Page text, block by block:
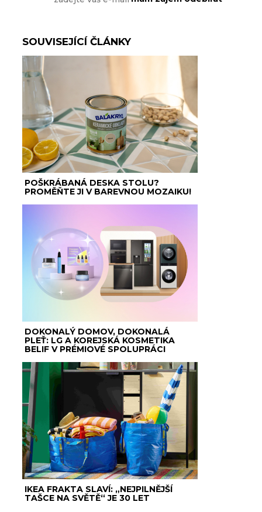
SOUVISEJÍCÍ ČLÁNKY
POŠKRÁBANÁ DESKA STOLU?
PROMĚŇTE JI V BAREVNOU MOZAIKU!
DOKONALÝ DOMOV, DOKONALÁ
PLEŤ: LG A KOREJSKÁ KOSMETIKA
BELIF V PRÉMIOVÉ SPOLUPRÁCI
IKEA FRAKTA SLAVÍ: „NEJPILNĚJŠÍ
TAŠCE NA SVĚTĚ“ JE 30 LET